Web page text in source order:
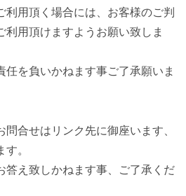
利用頂く場合には、お客様のご判
利用頂けますようお願い致しま
任を負いかねます事ご了承願いま
合せはリンク先に御座います、
。
答え致しかねます事、ご了承くだ